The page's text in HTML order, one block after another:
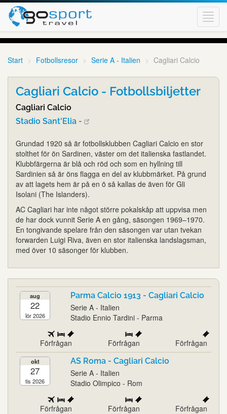
Start Fotbollsresor Serie A - Italien Cagliari Calcio
Cagliari Calcio - Fotbollsbiljetter
Cagliari Calcio
Stadio Sant'Elia -
Grundad 1920 så är fotbollsklubben Cagliari Calcio en stor
stolthet för ön Sardinen, väster om det italienska fastlandet.
Klubbfärgerna är blå och röd och som en hyllning till
Sardinien så är öns flagga en del av klubbmärket. På grund
av att lagets hem är på en ö så kallas de även för Gli
Isolani (The Islanders).
AC Cagliari har inte något större pokalskåp att uppvisa men
de har dock vunnit Serie A en gång, säsongen 1969–1970.
En tongivande spelare från den säsongen var utan tvekan
forwarden Luigi Riva, även en stor italienska landslagsman,
med över 10 säsonger för klubben.
aug
22
lör 2026
Parma Calcio 1913 - Cagliari Calcio
Serie A - Italien
Stadio Ennio Tardini - Parma
Förfrågan Förfrågan Förfrågan
okt
27
tis 2026
AS Roma - Cagliari Calcio
Serie A - Italien
Stadio Olimpico - Rom
Förfrågan Förfrågan Förfrågan